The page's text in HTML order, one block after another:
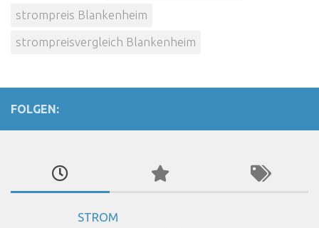
strompreis Blankenheim
strompreisvergleich Blankenheim
FOLGEN:
STROM